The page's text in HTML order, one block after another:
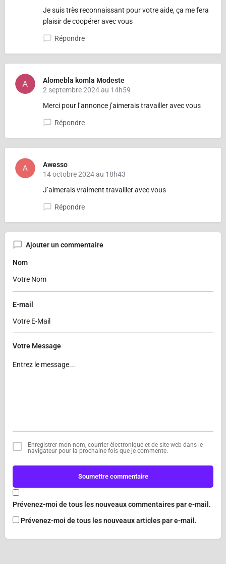
Je suis très reconnaissant pour votre aide, ça me fera
plaisir de coopérer avec vous
Répondre
Alomebla komla Modeste
2 septembre 2024 au 14h59
Merci pour l’annonce j’aimerais travailler avec vous
Répondre
Awesso
14 octobre 2024 au 18h43
J’aimerais vraiment travailler avec vous
Répondre
Ajouter un commentaire
Nom
E-mail
Votre Message
Enregistrer mon nom, courrier électronique et de site web dans le
navigateur pour la prochaine fois que je commente.
Soumettre commentaire
Prévenez-moi de tous les nouveaux commentaires par e-mail.
Prévenez-moi de tous les nouveaux articles par e-mail.